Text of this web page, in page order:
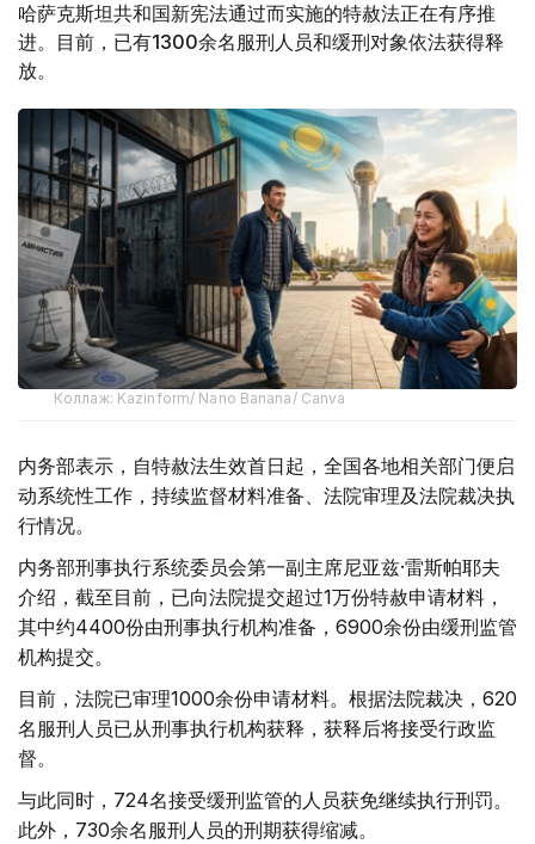
哈萨克斯坦共和国新宪法通过而实施的特赦法正在有序推
进。目前，已有1300余名服刑人员和缓刑对象依法获得释
放。
Коллаж: Kazinform/ Nano Banana/ Canva
内务部表示，自特赦法生效首日起，全国各地相关部门便启
动系统性工作，持续监督材料准备、法院审理及法院裁决执
行情况。
内务部刑事执行系统委员会第一副主席尼亚兹·雷斯帕耶夫
介绍，截至目前，已向法院提交超过1万份特赦申请材料，
其中约4400份由刑事执行机构准备，6900余份由缓刑监管
机构提交。
目前，法院已审理1000余份申请材料。根据法院裁决，620
名服刑人员已从刑事执行机构获释，获释后将接受行政监
督。
与此同时，724名接受缓刑监管的人员获免继续执行刑罚。
此外，730余名服刑人员的刑期获得缩减。